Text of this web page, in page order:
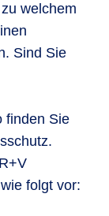
welchem
Sind Sie
finden Sie
folgt vor: